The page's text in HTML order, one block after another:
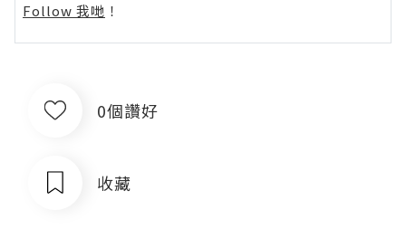
Follow 我哋 ！
0個讚好
收藏